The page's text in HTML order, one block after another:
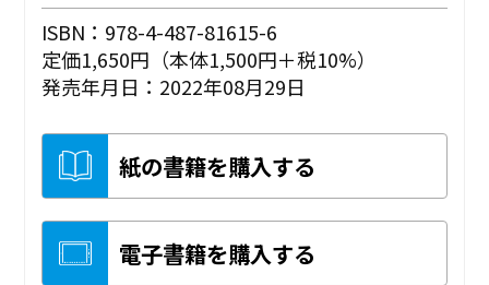
ISBN：978-4-487-81615-6
定価1,650円（本体1,500円＋税10%）
発売年月日：2022年08月29日
紙の書籍を購入する
電子書籍を購入する